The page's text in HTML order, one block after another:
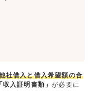
社借入と借入希望額の合
「収入証明書類」が必要に